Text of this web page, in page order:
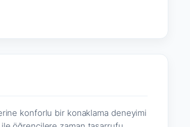
konforlu bir konaklama deneyimi